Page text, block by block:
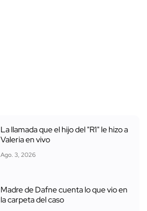
La llamada que el hijo del "R1" le hizo a
Valeria en vivo
Ago. 3, 2026
Madre de Dafne cuenta lo que vio en
la carpeta del caso